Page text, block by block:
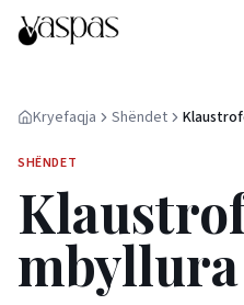
Kryefaqja Shëndet
SHËNDET
mbyllura